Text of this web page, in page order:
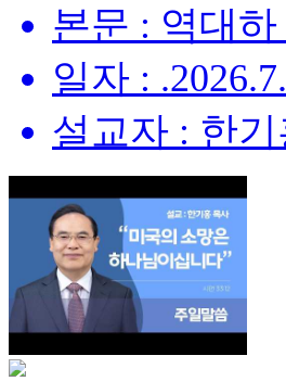
본문 : 역대하
일자 :
설교자 : 한